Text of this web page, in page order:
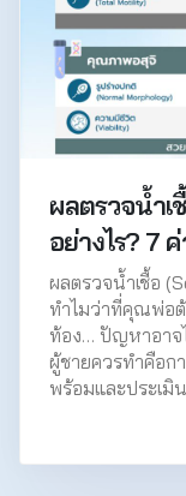
ผลตรวจน้ำเ
อย่างไร? 7
ผลตรวจน้ำเชื้อ
ทำไมว่าที่คุณพ่อต้
ท้อง… ปัญหาอาจ
ผู้ชายควรทำคือก
พร้อมและประเ